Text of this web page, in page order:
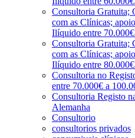
Consultoria Gratuita;
com as Clínicas;
Ilíquido entre
Consultoria Gratuita;
com as Clínicas;
Ilíquido entre
Consultoria no
entre 70.000€ a
Consultoria Registo
Alemanha
Consultorio
consultorios privados